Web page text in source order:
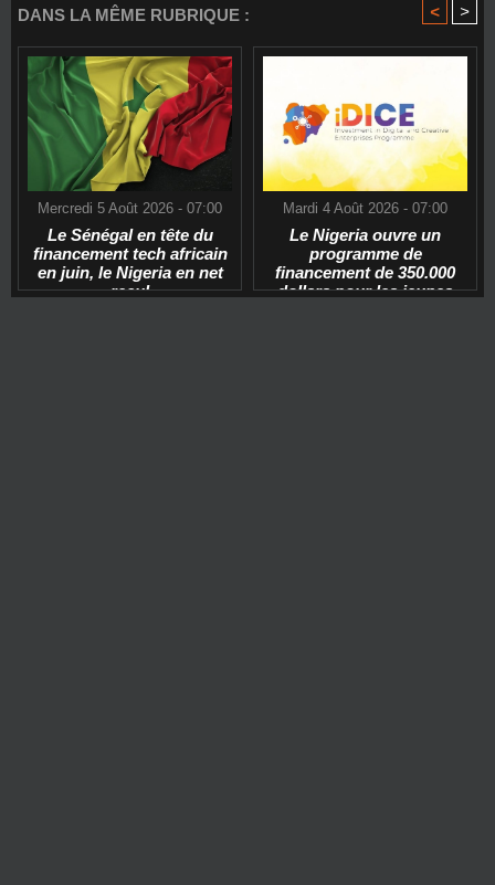
DANS LA MÊME RUBRIQUE : < >
Mercredi 5 Août 2026 - 07:00
Le Sénégal en tête du
financement tech africain
en juin, le Nigeria en net
recul
Mardi 4 Août 2026 - 07:00
Le Nigeria ouvre un
programme de
financement de 350.000
dollars pour les jeunes